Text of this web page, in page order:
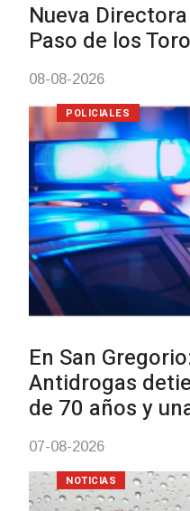
Brasil una
Villa Ansina
04-08-2026
Facultad de
con dos
03-08-2026
NOTICIAS
NOTICIAS